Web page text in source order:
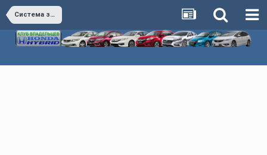
Система зажигания